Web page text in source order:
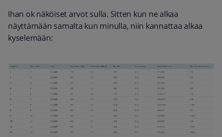
Ihan ok näköiset arvot sulla. Sitten kun ne alkaa
näyttämään samalta kun minulla, niin kannattaa alkaa
kyselemään: